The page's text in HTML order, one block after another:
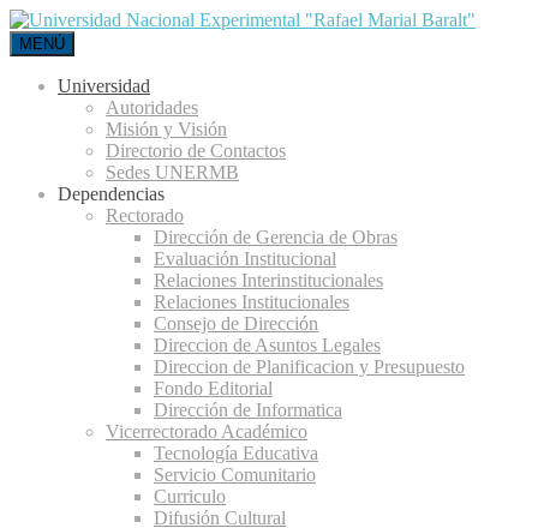
MENÚ
Universidad
Autoridades
Misión y Visión
Directorio de Contactos
Sedes UNERMB
Dependencias
Rectorado
Dirección de Gerencia de Obras
Evaluación Institucional
Relaciones Interinstitucionales
Relaciones Institucionales
Consejo de Dirección
Direccion de Asuntos Legales
Direccion de Planificacion y Presupuesto
Fondo Editorial
Dirección de Informatica
Vicerrectorado Académico
Tecnología Educativa
Servicio Comunitario
Curriculo
Difusión Cultural